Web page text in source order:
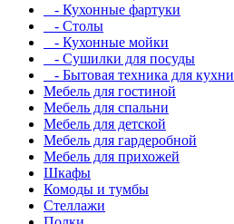
- Кухонные фартуки
- Столы
- Кухонные мойки
- Сушилки для посуды
- Бытовая техника для кухни
Мебель для гостиной
Мебель для спальни
Мебель для детской
Мебель для гардеробной
Мебель для прихожей
Шкафы
Комоды и тумбы
Стеллажи